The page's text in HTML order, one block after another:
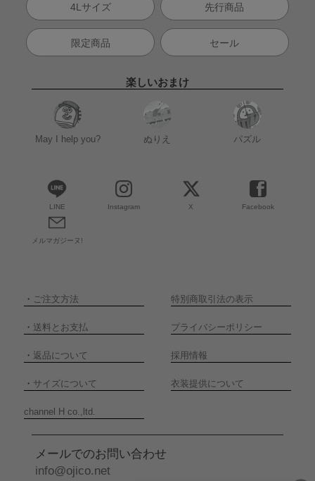
4Lサイズ 先行商品
限定商品 セール
楽しいおまけ
May I help you? ぬりえ パズル
LINE Instagram X Facebook
メルマガジーヌ!
・ ご注文方法 特別商取引法の表示
・ 送料とお支払 プライバシーポリシー
・ 返品について 採用情報
・ サイズについて 衣装提供について
channel H co.,ltd.
メールでのお問い合わせ
info@ojico.net